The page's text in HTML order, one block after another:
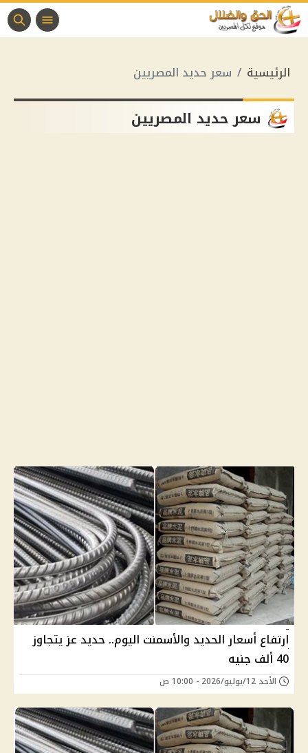
الرئيسية سعر حديد المصريين
سعر حديد المصريين
ارتفاع أسعار الحديد والأسمنت اليوم.. حديد عز يتجاوز
40 ألف جنيه
الأحد 12/يوليو/2026 - 10:00 ص